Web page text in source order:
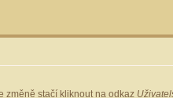
změně stačí kliknout na odkaz